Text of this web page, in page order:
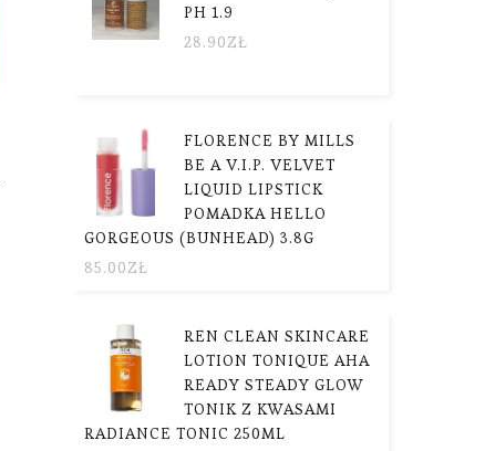
PH 1.9
28.90ZŁ
FLORENCE BY MILLS
BE A V.I.P. VELVET
LIQUID LIPSTICK
POMADKA HELLO
GORGEOUS (BUNHEAD) 3.8G
85.00ZŁ
REN CLEAN SKINCARE
LOTION TONIQUE AHA
READY STEADY GLOW
TONIK Z KWASAMI
RADIANCE TONIC 250ML